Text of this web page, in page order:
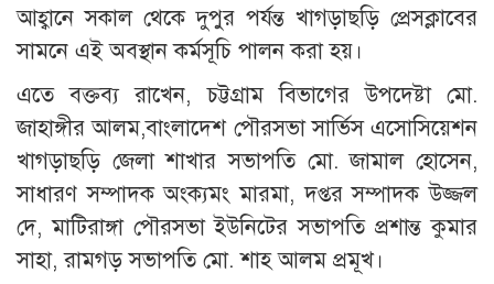
আহ্বানে সকাল থেকে দুপুর পর্যন্ত খাগড়াছড়ি প্রেসক্লাবের
সামনে এই অবস্থান কর্মসূচি পালন করা হয়।
এতে বক্তব্য রাখেন, চট্টগ্রাম বিভাগের উপদেষ্টা মো.
জাহাঙ্গীর আলম,বাংলাদেশ পৌরসভা সার্ভিস এসোসিয়েশন
খাগড়াছড়ি জেলা শাখার সভাপতি মো. জামাল হোসেন,
সাধারণ সম্পাদক অংক্যমং মারমা, দপ্তর সম্পাদক উজ্জল
দে, মাটিরাঙ্গা পৌরসভা ইউনিটের সভাপতি প্রশান্ত কুমার
সাহা, রামগড় সভাপতি মো. শাহ আলম প্রমূখ।